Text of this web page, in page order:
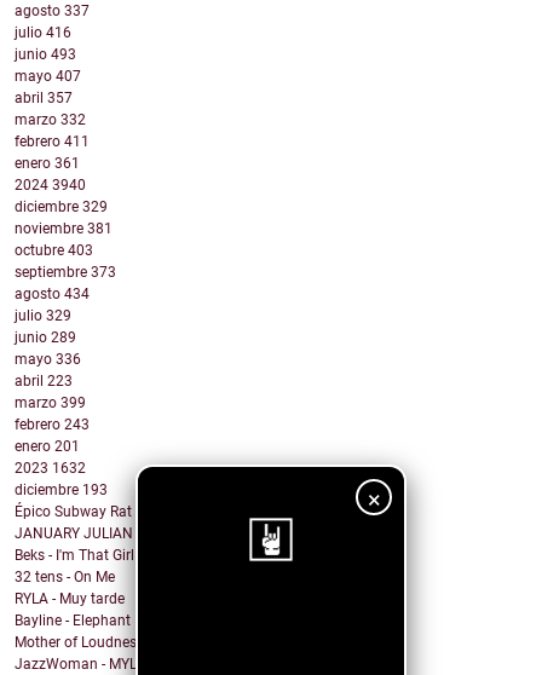
×
agosto 337
julio 416
junio 493
mayo 407
abril 357
marzo 332
febrero 411
enero 361
2024 3940
diciembre 329
noviembre 381
octubre 403
septiembre 373
agosto 434
julio 329
junio 289
mayo 336
abril 223
marzo 399
febrero 243
enero 201
2023 1632
diciembre 193
Épico Subway Rat nos regala una obra de arte para ...
JANUARY JULIAN - KIDS WITH GUNS
Beks - I'm That Girl
32 tens - On Me
RYLA - Muy tarde
Bayline - Elephant
Mother of Loudness - Not Yet But Soon
JazzWoman - MYLOVAH